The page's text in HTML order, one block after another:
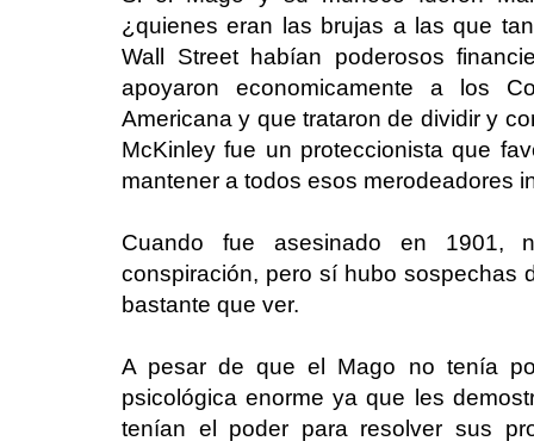
¿quienes eran las brujas a las que
Wall Street habían poderosos
apoyaron economicamente a los
Americana y que trataron de dividir y
McKinley fue un proteccionista que
mantener a todos esos merodeadores
Cuando fue asesinado en 1901,
conspiración, pero sí hubo sospechas
bastante que ver.
A pesar de que el Mago no tenía
psicológica enorme ya que les
tenían el poder para resolver sus